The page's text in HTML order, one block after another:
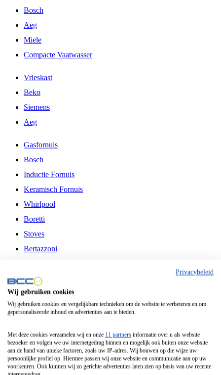
Bosch
Aeg
Miele
Compacte Vaatwasser
Vrieskast
Beko
Siemens
Aeg
Gasfornuis
Bosch
Inductie Fornuis
Keramisch Fornuis
Whirlpool
Boretti
Stoves
Bertazzoni
Fitelli
Airfryer
Frituurpan
Contactgrill
Broodbakmachine
Broodrooster
Privacybeleid
Wij gebruiken cookies
Wij gebruiken cookies en vergelijkbare technieken om de website te verbeteren en om
gepersonaliseerde inhoud en advertenties aan te bieden.
Met deze cookies verzamelen wij en onze 11 partners informatie over u als website
bezoeker en volgen we uw internetgedrag binnen en mogelijk ook buiten onze website
aan de hand van unieke factoren, zoals uw IP-adres. Wij bouwen op die wijze uw
persoonlijke profiel op. Hiermee passen wij onze website en communicatie aan op uw
voorkeuren. Ook kunnen wij zo gerichte advertenties laten zien op basis van uw recente